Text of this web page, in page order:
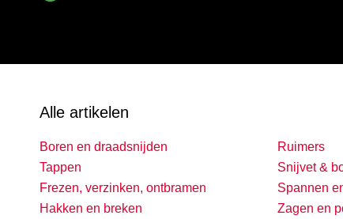
Alle artikelen
Boren en draadsnijden
Tappen
Frezen, verzinken, ontbramen
Hakken en breken
Ruimers
Snijvet &
Spannen
Zagen en